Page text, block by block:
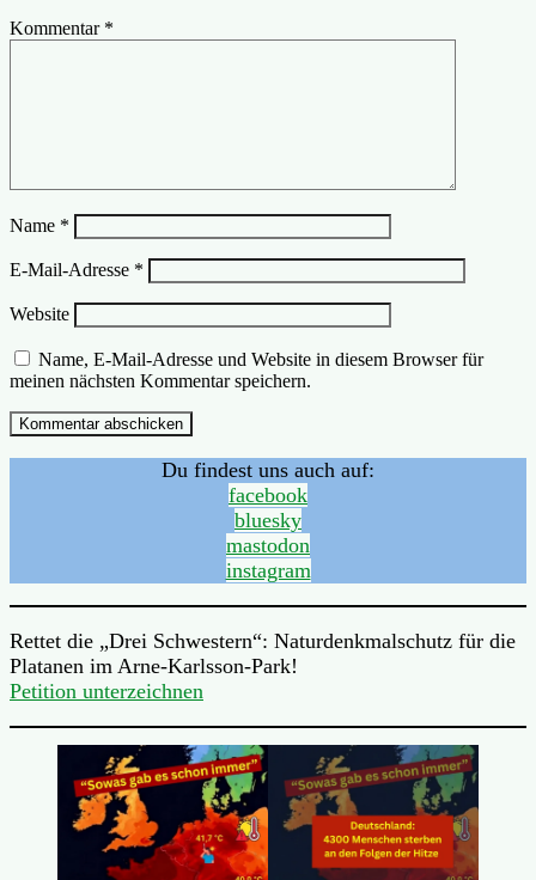
Kommentar *
Name *
E-Mail-Adresse *
Website
Name, E-Mail-Adresse und Website in diesem Browser für
meinen nächsten Kommentar speichern.
Du findest uns auch auf:
facebook
bluesky
mastodon
instagram
Rettet die „Drei Schwestern“: Naturdenkmalschutz für die
Platanen im Arne-Karlsson-Park!
Petition unterzeichnen